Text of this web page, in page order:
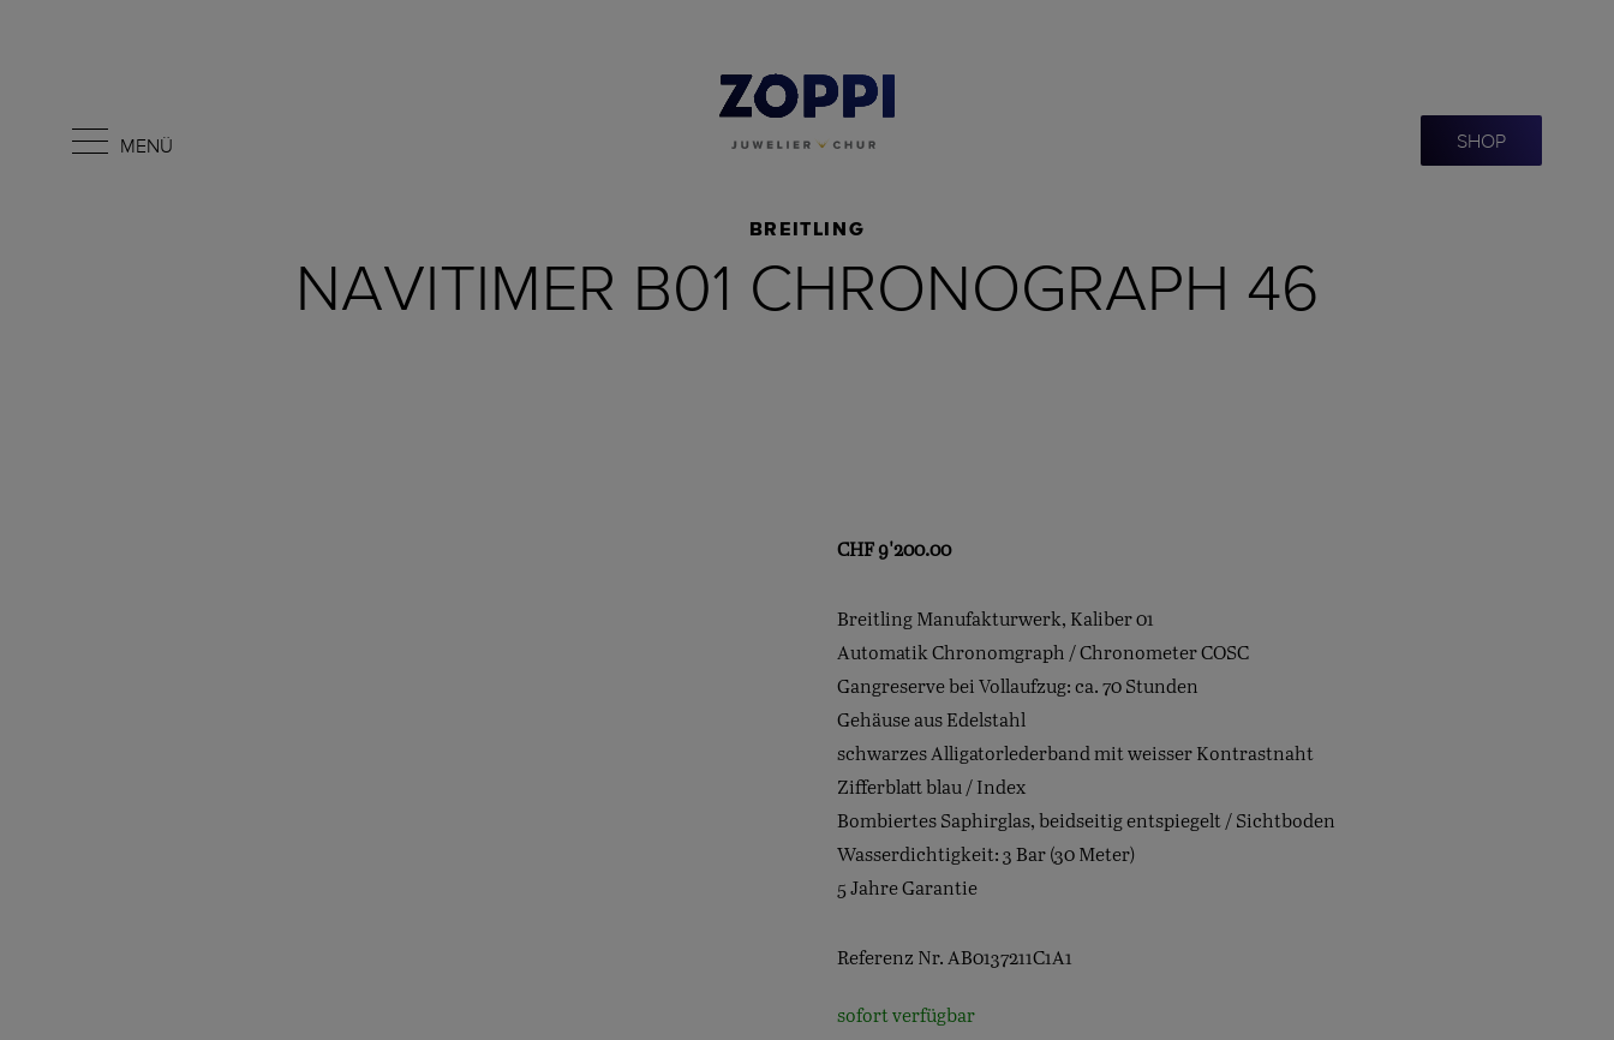
MENÜ SHOP
BREITLING
NAVITIMER B01 CHRONOGRAPH 46
CHF 9'200.00
Breitling Manufakturwerk, Kaliber 01
Automatik Chronomgraph / Chronometer COSC
Gangreserve bei Vollaufzug: ca. 70 Stunden
Gehäuse aus Edelstahl
schwarzes Alligatorlederband mit weisser Kontrastnaht
Zifferblatt blau / Index
Bombiertes Saphirglas, beidseitig entspiegelt / Sichtboden
Wasserdichtigkeit: 3 Bar (30 Meter)
5 Jahre Garantie
Referenz Nr. AB0137211C1A1
sofort verfügbar